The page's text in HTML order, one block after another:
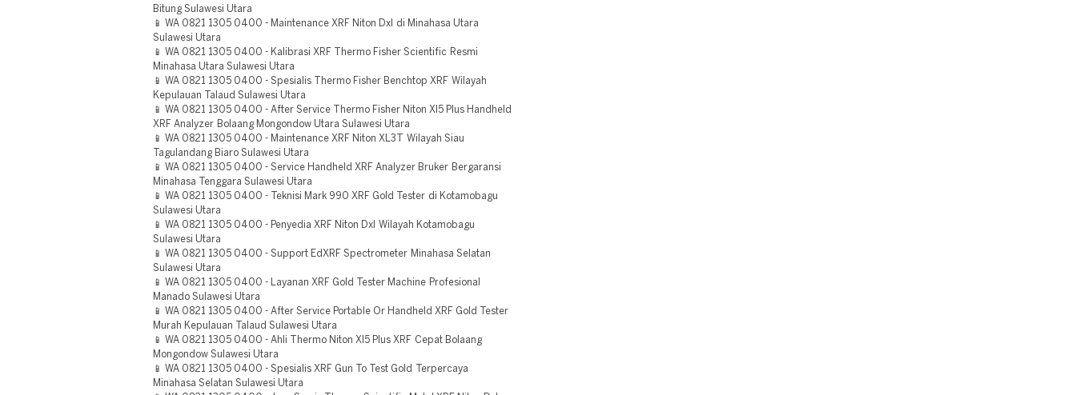
Bitung Sulawesi Utara
📱 WA 0821 1305 0400 - Maintenance XRF Niton Dxl di Minahasa Utara
Sulawesi Utara
📱 WA 0821 1305 0400 - Kalibrasi XRF Thermo Fisher Scientific Resmi
Minahasa Utara Sulawesi Utara
📱 WA 0821 1305 0400 - Spesialis Thermo Fisher Benchtop XRF Wilayah
Kepulauan Talaud Sulawesi Utara
📱 WA 0821 1305 0400 - After Service Thermo Fisher Niton Xl5 Plus Handheld
XRF Analyzer Bolaang Mongondow Utara Sulawesi Utara
📱 WA 0821 1305 0400 - Maintenance XRF Niton XL3T Wilayah Siau
Tagulandang Biaro Sulawesi Utara
📱 WA 0821 1305 0400 - Service Handheld XRF Analyzer Bruker Bergaransi
Minahasa Tenggara Sulawesi Utara
📱 WA 0821 1305 0400 - Teknisi Mark 990 XRF Gold Tester di Kotamobagu
Sulawesi Utara
📱 WA 0821 1305 0400 - Penyedia XRF Niton Dxl Wilayah Kotamobagu
Sulawesi Utara
📱 WA 0821 1305 0400 - Support EdXRF Spectrometer Minahasa Selatan
Sulawesi Utara
📱 WA 0821 1305 0400 - Layanan XRF Gold Tester Machine Profesional
Manado Sulawesi Utara
📱 WA 0821 1305 0400 - After Service Portable Or Handheld XRF Gold Tester
Murah Kepulauan Talaud Sulawesi Utara
📱 WA 0821 1305 0400 - Ahli Thermo Niton Xl5 Plus XRF Cepat Bolaang
Mongondow Sulawesi Utara
📱 WA 0821 1305 0400 - Spesialis XRF Gun To Test Gold Terpercaya
Minahasa Selatan Sulawesi Utara